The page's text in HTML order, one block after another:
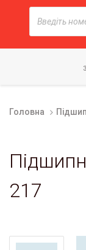
Головна
217